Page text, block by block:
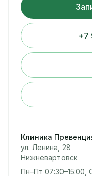
+7
Клиника
ул. Ленина, 28
Нижневартовск
Пн–Пт 07:30–15:00,